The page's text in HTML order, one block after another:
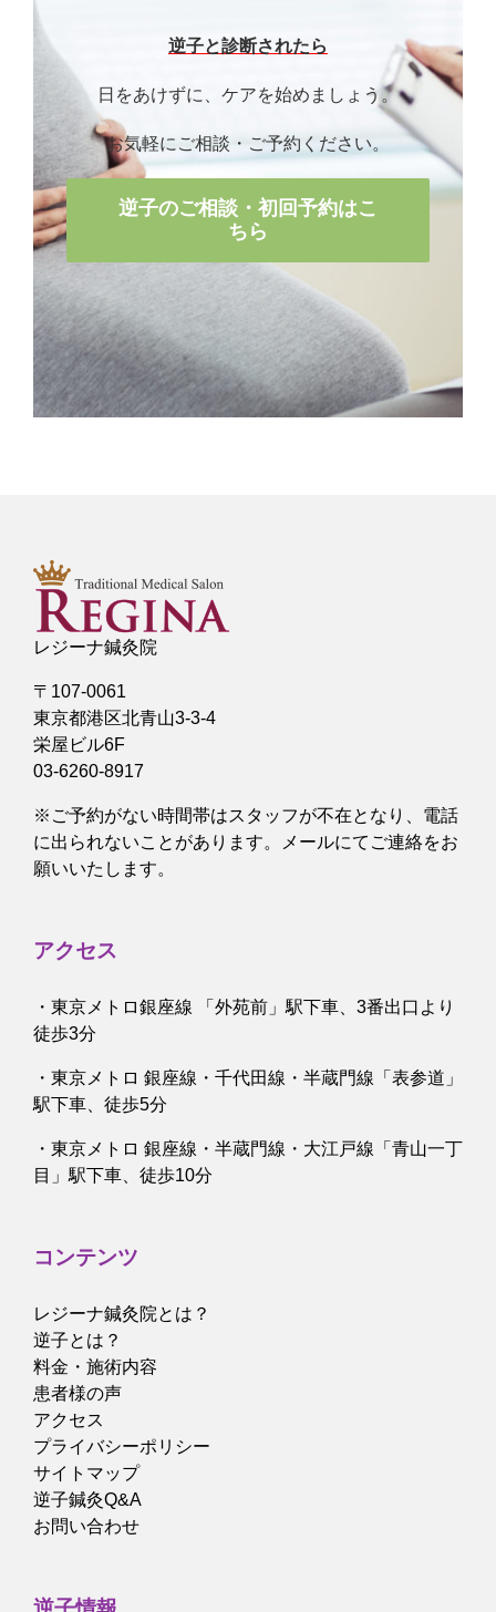
逆子と診断されたら
日をあけずに、ケアを始めましょう。
お気軽にご相談・ご予約ください。
逆子のご相談・初回予約はこ
ちら
レジーナ鍼灸院
〒107-0061
東京都港区北青山3-3-4
栄屋ビル6F
03-6260-8917
※ご予約がない時間帯はスタッフが不在となり、電話
に出られないことがあります。メールにてご連絡をお
願いいたします。
アクセス
・東京メトロ銀座線 「外苑前」駅下車、3番出口より
徒歩3分
・東京メトロ 銀座線・千代田線・半蔵門線「表参道」
駅下車、徒歩5分
・東京メトロ 銀座線・半蔵門線・大江戸線「青山一丁
目」駅下車、徒歩10分
コンテンツ
レジーナ鍼灸院とは？
逆子とは？
料金・施術内容
患者様の声
アクセス
プライバシーポリシー
サイトマップ
逆子鍼灸Q&A
お問い合わせ